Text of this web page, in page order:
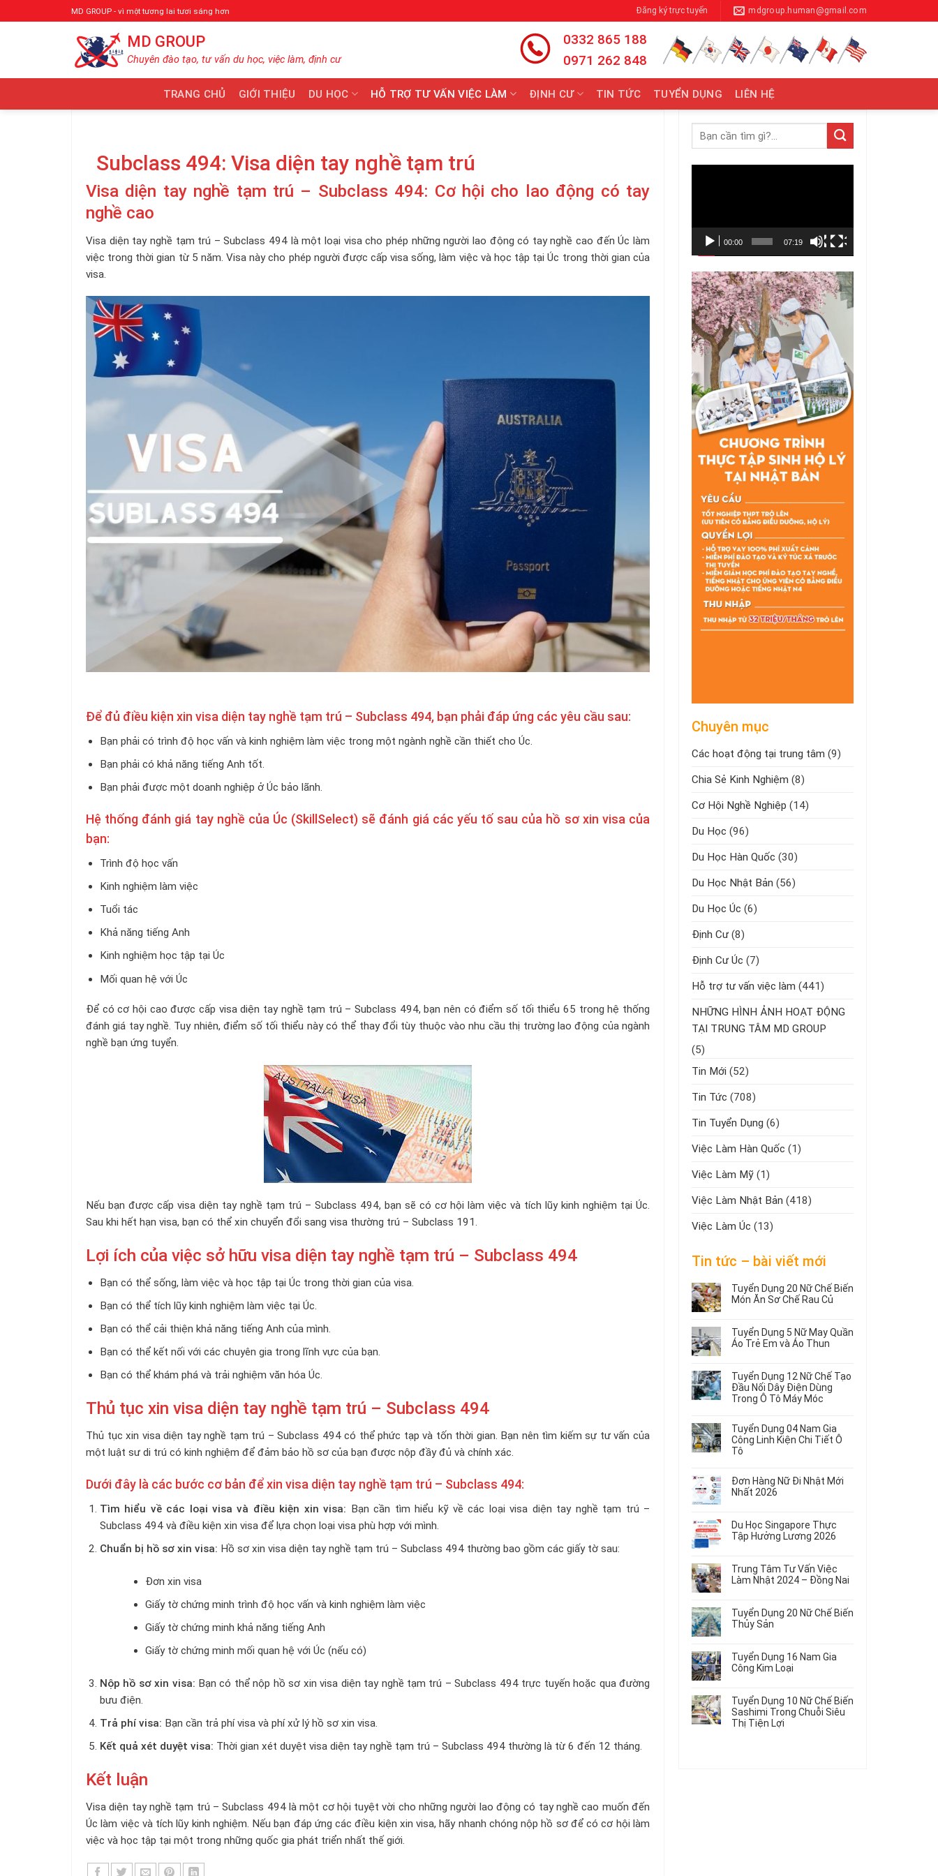
qua
MD GROUP - vì một tương lai tươi sáng hơn Đăng ký trực tuyến mdgroup.human@gmail.com
MD GROUP
Chuyên đào tạo, tư vấn du học, việc làm, định cư
0332 865 188
0971 262 848
TRANG CHỦ GIỚI THIỆU DU HỌC HỖ TRỢ TƯ VẤN VIỆC LÀM ĐỊNH CƯ TIN TỨC TUYỂN DỤNG LIÊN HỆ
Subclass 494: Visa diện tay nghề tạm trú
Visa diện tay nghề tạm trú – Subclass 494: Cơ hội cho lao động có tay
nghề cao
Visa diện tay nghề tạm trú – Subclass 494 là một loại visa cho phép những người lao động có tay nghề cao đến Úc làm
việc trong thời gian từ 5 năm. Visa này cho phép người được cấp visa sống, làm việc và học tập tại Úc trong thời gian của
visa.
Để đủ điều kiện xin visa diện tay nghề tạm trú – Subclass 494, bạn phải đáp ứng các yêu cầu sau:
Bạn phải có trình độ học vấn và kinh nghiệm làm việc trong một ngành nghề cần thiết cho Úc.
Bạn phải có khả năng tiếng Anh tốt.
Bạn phải được một doanh nghiệp ở Úc bảo lãnh.
Hệ thống đánh giá tay nghề của Úc (SkillSelect) sẽ đánh giá các yếu tố sau của hồ sơ xin visa của
bạn:
Trình độ học vấn
Kinh nghiệm làm việc
Tuổi tác
Khả năng tiếng Anh
Kinh nghiệm học tập tại Úc
Mối quan hệ với Úc
Để có cơ hội cao được cấp visa diện tay nghề tạm trú – Subclass 494, bạn nên có điểm số tối thiểu 65 trong hệ thống
đánh giá tay nghề. Tuy nhiên, điểm số tối thiểu này có thể thay đổi tùy thuộc vào nhu cầu thị trường lao động của ngành
nghề bạn ứng tuyển.
Nếu bạn được cấp visa diện tay nghề tạm trú – Subclass 494, bạn sẽ có cơ hội làm việc và tích lũy kinh nghiệm tại Úc.
Sau khi hết hạn visa, bạn có thể xin chuyển đổi sang visa thường trú – Subclass 191.
Lợi ích của việc sở hữu visa diện tay nghề tạm trú – Subclass 494
Bạn có thể sống, làm việc và học tập tại Úc trong thời gian của visa.
Bạn có thể tích lũy kinh nghiệm làm việc tại Úc.
Bạn có thể cải thiện khả năng tiếng Anh của mình.
Bạn có thể kết nối với các chuyên gia trong lĩnh vực của bạn.
Bạn có thể khám phá và trải nghiệm văn hóa Úc.
Thủ tục xin visa diện tay nghề tạm trú – Subclass 494
Thủ tục xin visa diện tay nghề tạm trú – Subclass 494 có thể phức tạp và tốn thời gian. Bạn nên tìm kiếm sự tư vấn của
một luật sư di trú có kinh nghiệm để đảm bảo hồ sơ của bạn được nộp đầy đủ và chính xác.
Dưới đây là các bước cơ bản để xin visa diện tay nghề tạm trú – Subclass 494:
Tìm hiểu về các loại visa và điều kiện xin visa: Bạn cần tìm hiểu kỹ về các loại visa diện tay nghề tạm trú –
Subclass 494 và điều kiện xin visa để lựa chọn loại visa phù hợp với mình.
Chuẩn bị hồ sơ xin visa: Hồ sơ xin visa diện tay nghề tạm trú – Subclass 494 thường bao gồm các giấy tờ sau:
Đơn xin visa
Giấy tờ chứng minh trình độ học vấn và kinh nghiệm làm việc
Giấy tờ chứng minh khả năng tiếng Anh
Giấy tờ chứng minh mối quan hệ với Úc (nếu có)
Nộp hồ sơ xin visa: Bạn có thể nộp hồ sơ xin visa diện tay nghề tạm trú – Subclass 494 trực tuyến hoặc qua đường
bưu điện.
Trả phí visa: Bạn cần trả phí visa và phí xử lý hồ sơ xin visa.
Kết quả xét duyệt visa: Thời gian xét duyệt visa diện tay nghề tạm trú – Subclass 494 thường là từ 6 đến 12 tháng.
Kết luận
Visa diện tay nghề tạm trú – Subclass 494 là một cơ hội tuyệt vời cho những người lao động có tay nghề cao muốn đến
Úc làm việc và tích lũy kinh nghiệm. Nếu bạn đáp ứng các điều kiện xin visa, hãy nhanh chóng nộp hồ sơ để có cơ hội làm
việc và học tập tại một trong những quốc gia phát triển nhất thế giới.
00:00 07:19
Chuyên mục
Các hoạt động tại trung tâm (9)
Chia Sẻ Kinh Nghiệm (8)
Cơ Hội Nghề Nghiệp (14)
Du Học (96)
Du Học Hàn Quốc (30)
Du Học Nhật Bản (56)
Du Học Úc (6)
Định Cư (8)
Định Cư Úc (7)
Hỗ trợ tư vấn việc làm (441)
NHỮNG HÌNH ẢNH HOẠT ĐỘNG
TẠI TRUNG TÂM MD GROUP
(5)
Tin Mới (52)
Tin Tức (708)
Tin Tuyển Dụng (6)
Việc Làm Hàn Quốc (1)
Việc Làm Mỹ (1)
Việc Làm Nhật Bản (418)
Việc Làm Úc (13)
Tin tức – bài viết mới
Tuyển Dụng 20 Nữ Chế Biến
Món Ăn Sơ Chế Rau Củ
có
bình
luận
Tuyển
Dụng
20
Nữ
Biến
Món
Ăn
Rau
Củ
Tuyển Dụng 5 Nữ May Quần
Áo Trẻ Em và Áo Thun
có
bình
luận
ở
Dụng
5
Nữ
May
Áo
Trẻ
Áo
Thun
Tuyển Dụng 12 Nữ Chế Tạo
Đầu Nối Dây Điện Dùng
Trong Ô Tô Máy Móc
có
bình
luận
ở
Dụng
12
Tạo
Đầu
Điện
Dùng
Tô
Máy
Tuyển Dụng 04 Nam Gia
Công Linh Kiện Chi Tiết Ô
Tô
có
bình
luận
Tuyển
Dụng
04
Gia
Công
Chi
Tiết
Đơn Hàng Nữ Đi Nhật Mới
Nhất 2026
có
bình
luận
Đơn
Hàng
Nữ
Nhật
Mới
Nhất
Du Học Singapore Thực
Tập Hưởng Lương 2026
có
bình
luận
Du
Học
Singapore
Tập
Hưởng
Lương
Trung Tâm Tư Vấn Việc
Làm Nhật 2024 – Đồng Nai
có
bình
luận
Trung
Tâm
Tư
Việc
Làm
Nhật
2024
Tuyển Dụng 20 Nữ Chế Biến
Thủy Sản
có
bình
luận
Tuyển
Dụng
20
Nữ
Tuyển Dụng 16 Nam Gia
Công Kim Loại
có
bình
luận
ở
Tuyển Dụng 10 Nữ Chế Biến
Sashimi Trong Chuỗi Siêu
Thị Tiện Lợi